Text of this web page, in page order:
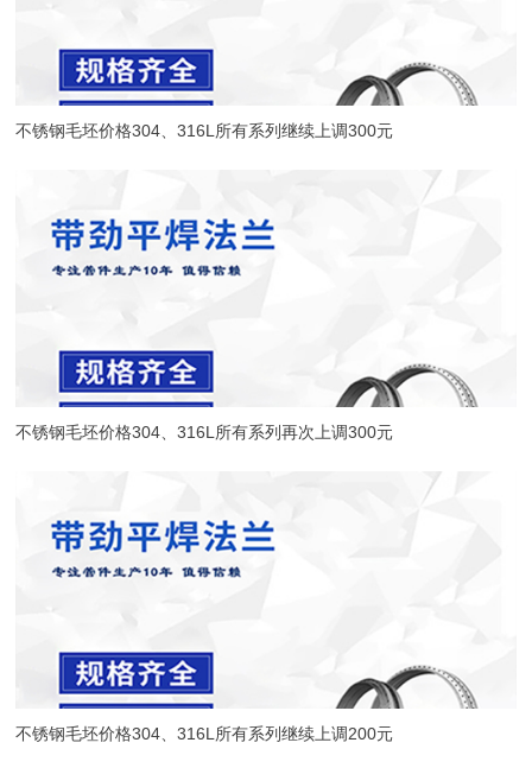
不锈钢毛坯价格304、316L所有系列继续上调300元
不锈钢毛坯价格304、316L所有系列再次上调300元
不锈钢毛坯价格304、316L所有系列继续上调200元